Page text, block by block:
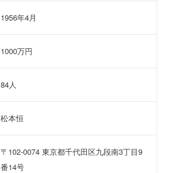
1956年4月
1000万円
84人
松本恒
〒102-0074 東京都千代田区九段南3丁目9
番14号